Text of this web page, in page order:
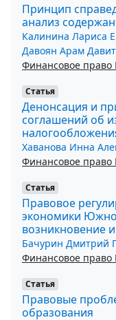
Принцип
анализ
Калинина Лариса
Давоян Арам
Финансовое
Статья
Денонсация и
соглашений об
Хаванова Инна
Финансовое
Статья
Правовое
экономики
возникновение
Бачурин Дмитрий
Финансовое
Статья
Правовые
образования